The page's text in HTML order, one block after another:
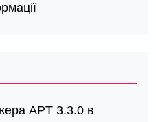
APT 3.3.0 в